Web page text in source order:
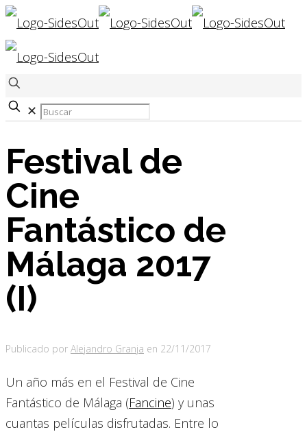
✕
Festival de
Cine
Fantástico de
Málaga 2017
(I)
Publicado por Alejandro Granja en 22/11/2017
Un año más en el Festival de Cine
Fantástico de Málaga (Fancine) y unas
cuantas películas disfrutadas. Entre lo